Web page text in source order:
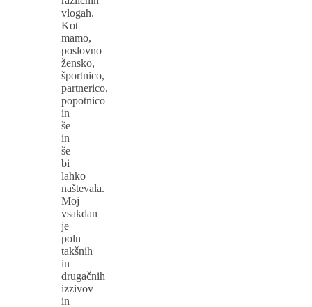
vlogah.
Kot
mamo,
poslovno
žensko,
športnico,
partnerico,
popotnico
in
še
in
še
bi
lahko
naštevala.
Moj
vsakdan
je
poln
takšnih
in
drugačnih
izzivov
in